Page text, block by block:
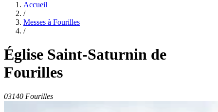
Accueil
/
Messes à Fourilles
/
Église Saint-Saturnin de
Fourilles
03140 Fourilles